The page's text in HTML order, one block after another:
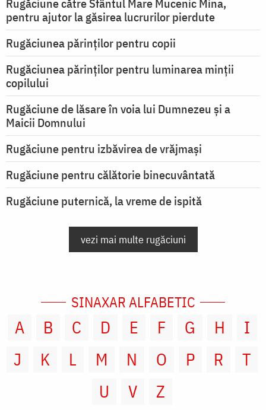
Rugăciune către Sfântul Mare Mucenic Mina,
pentru ajutor la găsirea lucrurilor pierdute
Rugăciunea părinților pentru copii
Rugăciunea părinților pentru luminarea minţii
copilului
Rugăciune de lăsare în voia lui Dumnezeu şi a
Maicii Domnului
Rugăciune pentru izbăvirea de vrăjmași
Rugăciune pentru călătorie binecuvântată
Rugăciune puternică, la vreme de ispită
vezi mai multe rugăciuni
SINAXAR ALFABETIC
A B C D E F G H
I
J
K L M N O P R
T
U
V Z